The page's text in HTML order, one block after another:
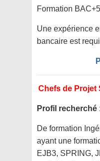
Formation
Une expérience
bancaire est
Chefs de Projet
Profil recherché
De formation
ayant une
EJB3, SPRING,